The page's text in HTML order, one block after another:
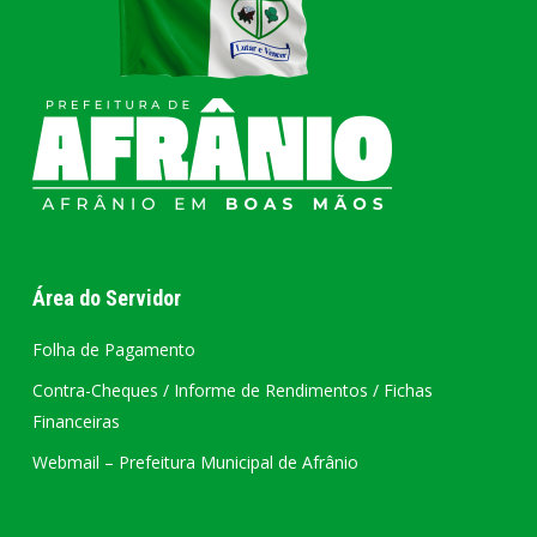
Área do Servidor
Folha de Pagamento
Contra-Cheques / Informe de Rendimentos / Fichas
Financeiras
Webmail – Prefeitura Municipal de Afrânio